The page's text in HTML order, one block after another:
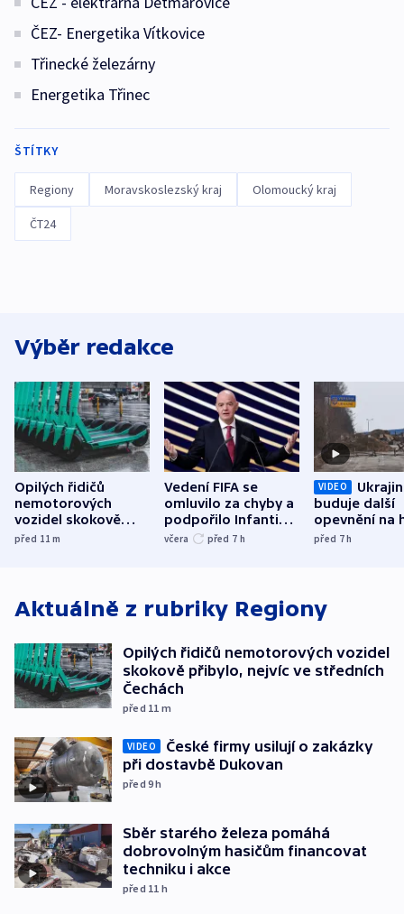
ČEZ- Energetika Vítkovice
Třinecké železárny
Energetika Třinec
ŠTÍTKY
Regiony Moravskoslezský kraj Olomoucký kraj
ČT24
Výběr redakce
Opilých řidičů
nemotorových
vozidel skokově
přibylo, nejvíc ve
před 11m
Vedení FIFA se
omluvilo za chyby a
podpořilo Infantina.
UEFA trvá na
včera před 7 h
VIDEO
buduje další
opevnění na
s Běloruskem
před 7h
Aktuálně z rubriky Regiony
Opilých řidičů nemotorových vozidel
skokově přibylo, nejvíc ve středních
Čechách
před 11 m
VIDEO
České firmy usilují o zakázky
při dostavbě Dukovan
před 9h
Sběr starého železa pomáhá
dobrovolným hasičům financovat
techniku i akce
před 11 h